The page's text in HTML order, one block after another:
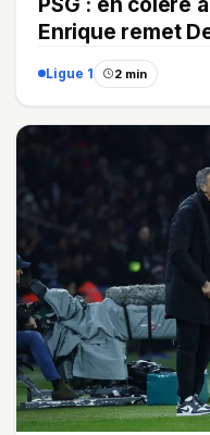
Enrique remet
Ligue 1 2 min